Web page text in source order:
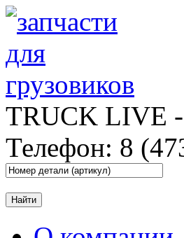
TRUCK LIVE -
Телефон: 8